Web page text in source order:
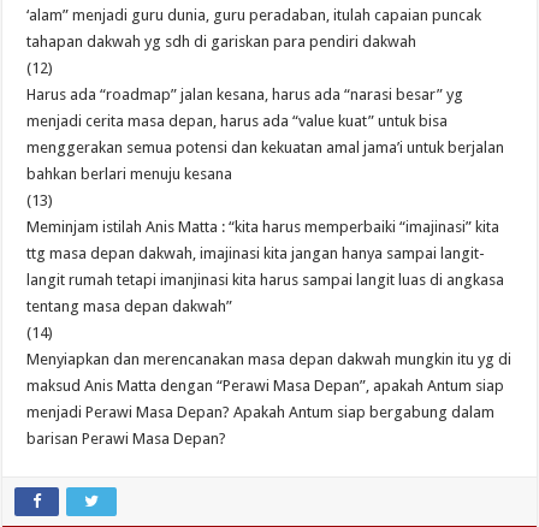
‘alam” menjadi guru dunia, guru peradaban, itulah capaian puncak
tahapan dakwah yg sdh di gariskan para pendiri dakwah
(12)
Harus ada “roadmap” jalan kesana, harus ada “narasi besar” yg
menjadi cerita masa depan, harus ada “value kuat” untuk bisa
menggerakan semua potensi dan kekuatan amal jama’i untuk berjalan
bahkan berlari menuju kesana
(13)
Meminjam istilah Anis Matta : “kita harus memperbaiki “imajinasi” kita
ttg masa depan dakwah, imajinasi kita jangan hanya sampai langit-
langit rumah tetapi imanjinasi kita harus sampai langit luas di angkasa
tentang masa depan dakwah”
(14)
Menyiapkan dan merencanakan masa depan dakwah mungkin itu yg di
maksud Anis Matta dengan “Perawi Masa Depan”, apakah Antum siap
menjadi Perawi Masa Depan? Apakah Antum siap bergabung dalam
barisan Perawi Masa Depan?